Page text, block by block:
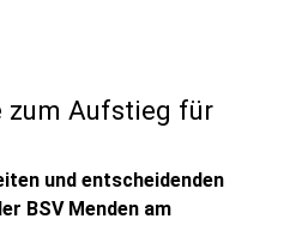
zum Aufstieg für
und entscheidenden
BSV Menden am